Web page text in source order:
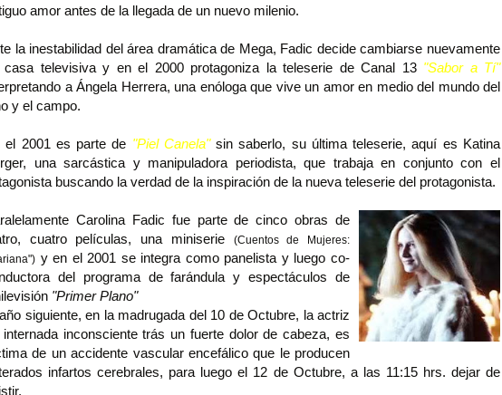
amor antes de la llegada de un nuevo milenio.
la inestabilidad del área dramática de Mega, Fadic decide cambiarse nuevamente
casa televisiva y en el 2000 protagoniza la teleserie de Canal 13 "Sabor a Tí"
a Ángela Herrera, una enóloga que vive un amor en medio del mundo del
y el campo.
el 2001 es parte de "Piel Canela"sin saberlo, su última teleserie, aquí es Katina
una sarcástica y manipuladora periodista, que trabaja en conjunto con el
buscando la verdad de la inspiración de la nueva teleserie del protagonista.
Carolina Fadic fue parte de cinco obras de
cuatro películas, una miniserie
(Cuentos de Mujeres:
y en el 2001 se integra como panelista y luego co-
del programa de farándula y espectáculos de
"Primer Plano"
siguiente, en la madrugada del 10 de Octubre, la actriz
inconsciente trás un fuerte dolor de cabeza, es
de un accidente vascular encefálico que le producen
infartos cerebrales, para luego el 12 de Octubre, a las 11:15 hrs. dejar de